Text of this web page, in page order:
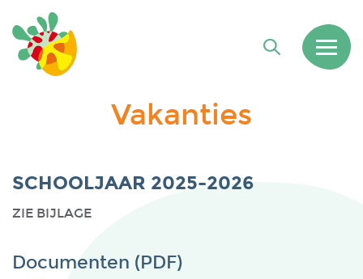
Vakanties
SCHOOLJAAR 2025-2026
ZIE BIJLAGE
Documenten (PDF)